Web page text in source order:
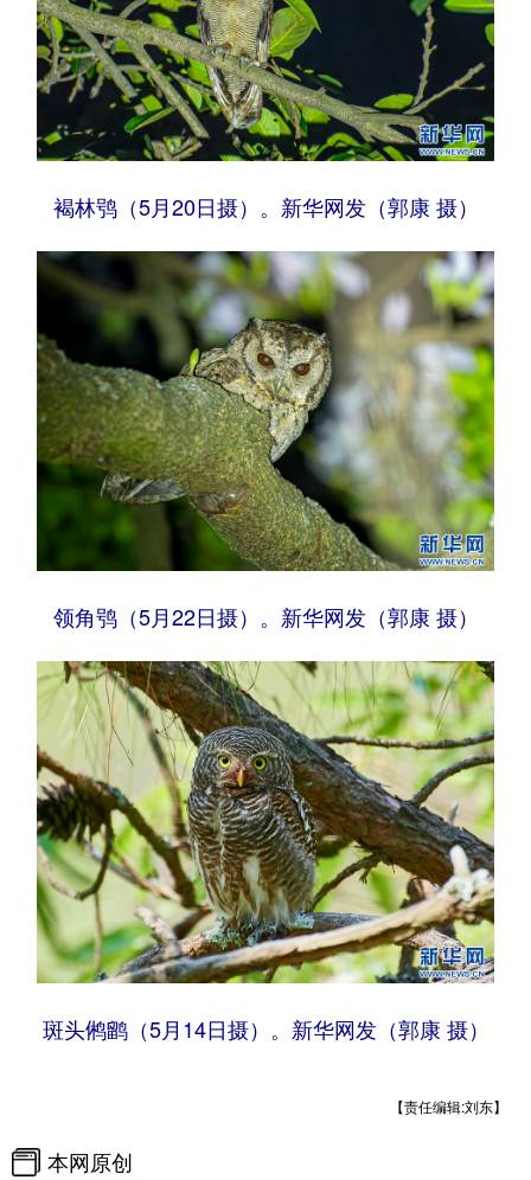
褐林鸮（5月20日摄）。新华网发（郭康 摄）
领角鸮（5月22日摄）。新华网发（郭康 摄）
斑头鸺鹠（5月14日摄）。新华网发（郭康 摄）
【责任编辑:刘东】
本网原创